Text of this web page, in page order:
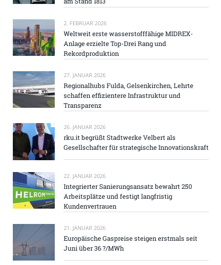
2. FEBRUAR 2026
Weltweit erste wasserstofffähige MIDREX-
Anlage erzielte Top-Drei Rang und
Rekordproduktion
27. JANUAR 2026
Regionalhubs Fulda, Gelsenkirchen, Lehrte
schaffen effizientere Infrastruktur und
Transparenz
26. JANUAR 2026
rku.it begrüßt Stadtwerke Velbert als
Gesellschafter für strategische Innovationskraft
22. JANUAR 2026
Integrierter Sanierungsansatz bewahrt 250
Arbeitsplätze und festigt langfristig
Kundenvertrauen
21. JANUAR 2026
Europäische Gaspreise steigen erstmals seit
Juni über 36 ?/MWh